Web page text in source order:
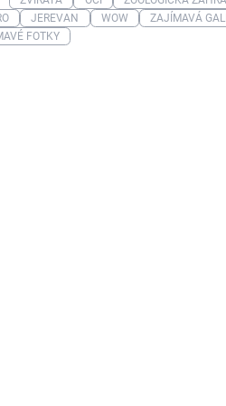
JEREVAN WOW
ZAJÍMAVÁ
FOTKY